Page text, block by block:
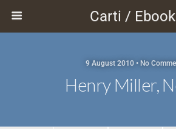
Carti /
9 August 2010 • No
Henry Miller,